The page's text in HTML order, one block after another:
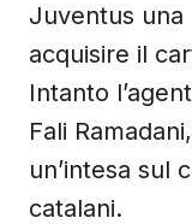
Juventus
acquisire il
Intanto
Fali
un’intesa sul
catalani.